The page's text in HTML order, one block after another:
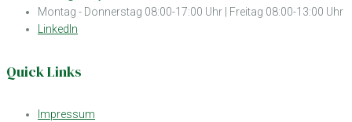
Montag - Donnerstag 08:00-17:00 Uhr | Freitag 08:00-13:00 Uhr
LinkedIn
Quick Links
Impressum